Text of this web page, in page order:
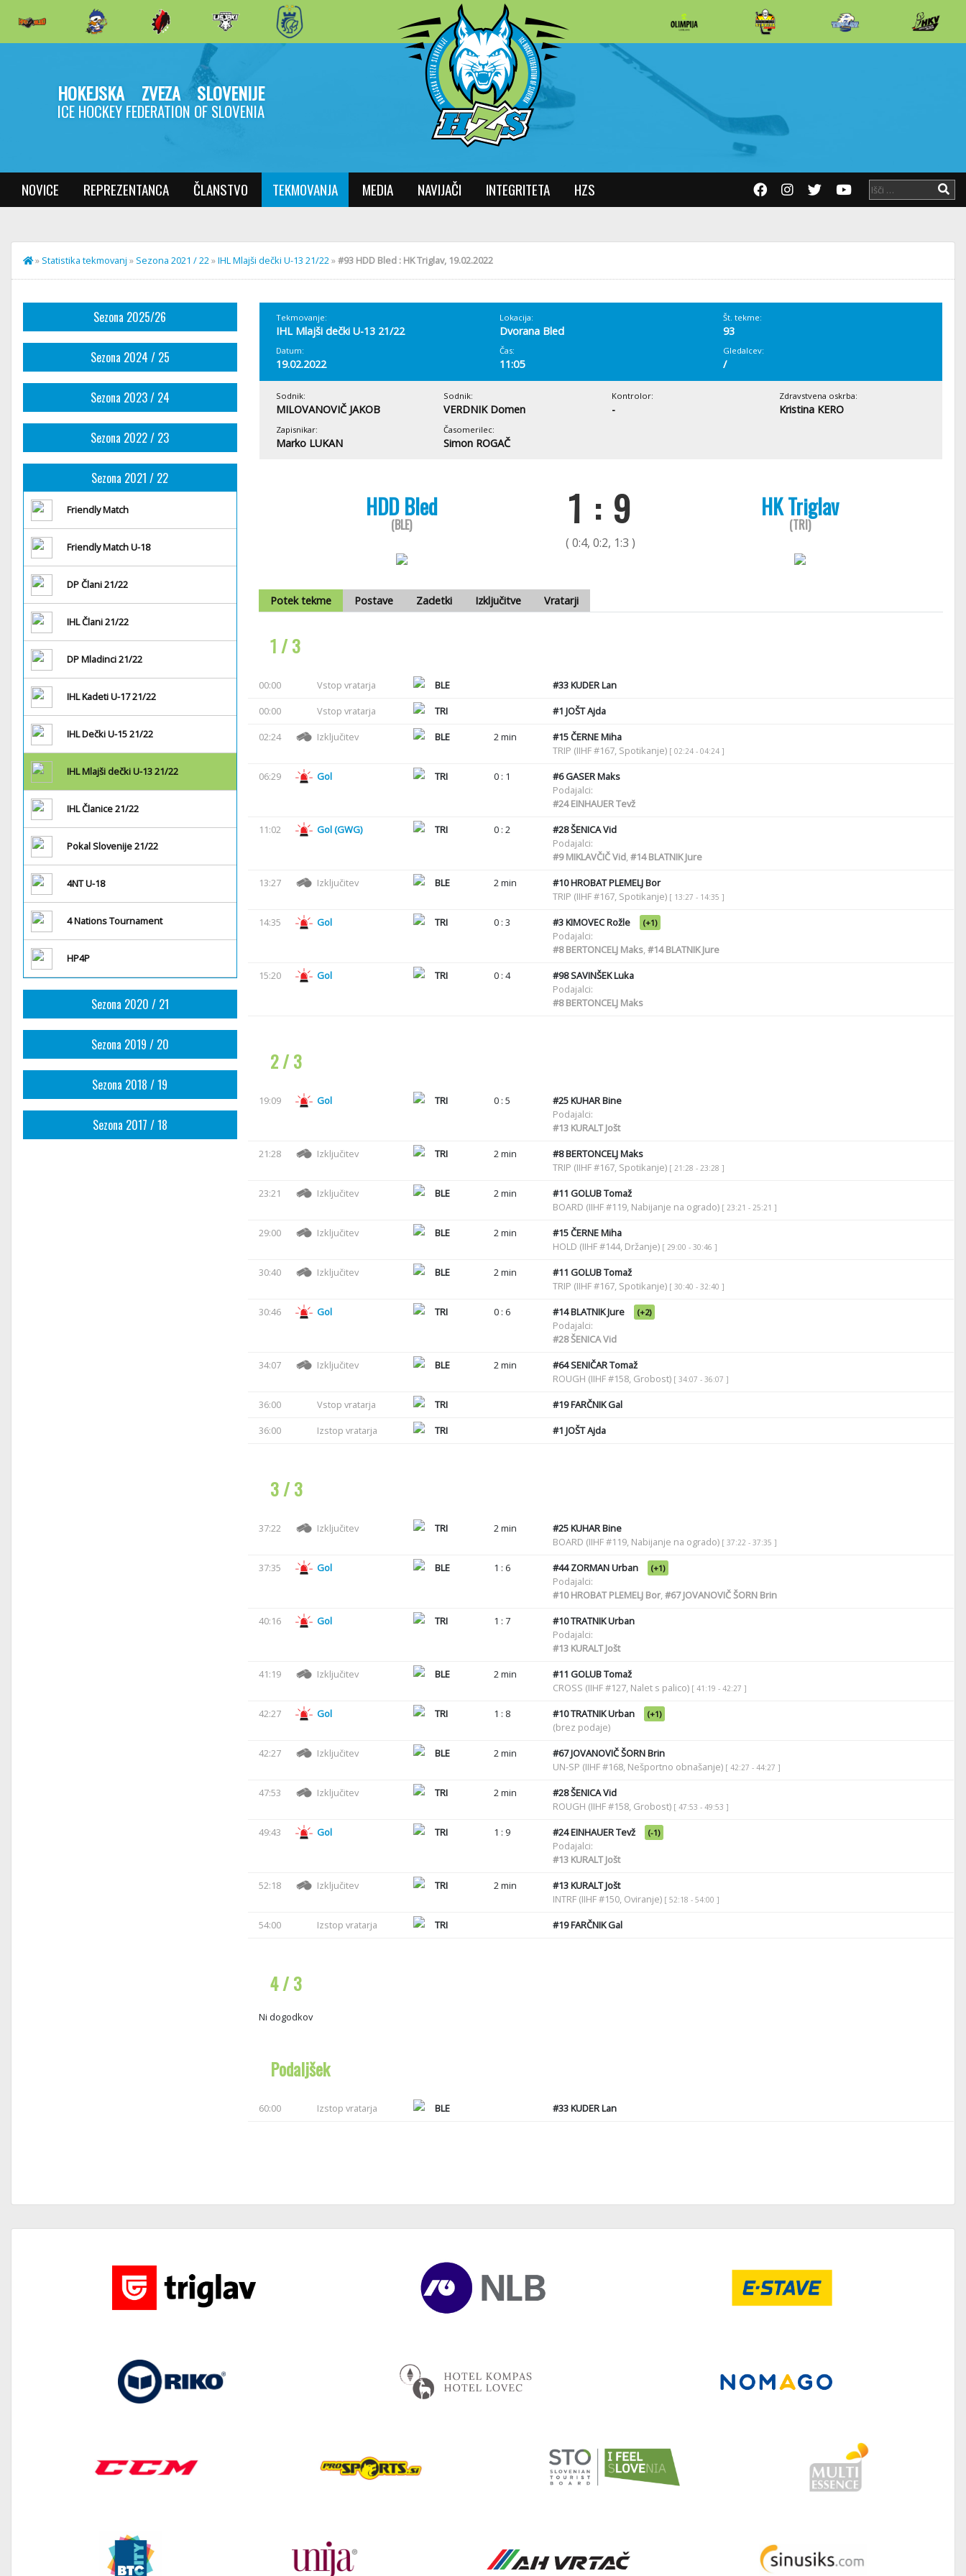
HOKEJSKA ZVEZA SLOVENIJE
ICE HOCKEY FEDERATION OF SLOVENIA
NOVICE REPREZENTANCA ČLANSTVO TEKMOVANJA MEDIA NAVIJAČI INTEGRITETA HZS
» Statistika tekmovanj » Sezona 2021 / 22»IHL Mlajši dečki U-13 21/22»#93 HDD Bled : HK Triglav, 19.02.2022
Sezona 2025/26
Sezona 2024 / 25
Sezona 2023 / 24
Sezona 2022 / 23
Sezona 2021 / 22
Friendly Match
Friendly Match U-18
DP Člani 21/22
IHL Člani 21/22
DP Mladinci 21/22
IHL Kadeti U-17 21/22
IHL Dečki U-15 21/22
IHL Mlajši dečki U-13 21/22
IHL Članice 21/22
Pokal Slovenije 21/22
4NT U-18
4 Nations Tournament
HP4P
Sezona 2020 / 21
Sezona 2019 / 20
Sezona 2018 / 19
Sezona 2017 / 18
Tekmovanje:
IHL Mlajši dečki U-13 21/22
Lokacija:
Dvorana Bled
Št. tekme:
93
Datum:
19.02.2022
Čas:
11:05
Gledalcev:
/
Sodnik:
MILOVANOVIČ JAKOB
Sodnik:
VERDNIK Domen
Kontrolor:
-
Zdravstvena oskrba:
Kristina KERO
Zapisnikar:
Marko LUKAN
Časomerilec:
Simon ROGAČ
HDD Bled
(BLE) 1 : 9
( 0:4, 0:2, 1:3 )
HK Triglav
(TRI)
Potek tekme Postave Zadetki Izključitve Vratarji
1 / 3
00:00 Vstop vratarja BLE #33KUDER Lan
00:00
Vstop vratarja TRI #1 JOŠT Ajda
02:24
Izključitev BLE 2 min #15ČERNE Miha
TRIP (IIHF #167, Spotikanje) [ 02:24 - 04:24 ]
06:29 Gol TRI 0 : 1 #6GASER Maks
Podajalci:
#24EINHAUER Tevž
11:02
Gol (GWG) TRI 0 : 2 #28ŠENICA Vid
Podajalci:
#9MIKLAVČIČ Vid,#14BLATNIK Jure
13:27
Izključitev BLE 2 min #10HROBAT PLEMELJ Bor
TRIP (IIHF #167, Spotikanje) [ 13:27 - 14:35 ]
14:35 Gol TRI 0 : 3 #3KIMOVEC Rožle (+1)
Podajalci:
#8BERTONCELJ Maks,#14BLATNIK Jure
15:20
Gol TRI 0 : 4 #98SAVINŠEK Luka
Podajalci:
#8BERTONCELJ Maks
2 / 3
19:09 Gol TRI 0 : 5 #25KUHAR Bine
Podajalci:
#13KURALT Jošt
21:28
Izključitev TRI 2 min #8BERTONCELJ Maks
TRIP (IIHF #167, Spotikanje) [ 21:28 - 23:28 ]
23:21 Izključitev BLE 2 min #11 GOLUB Tomaž
BOARD (IIHF #119, Nabijanje na ogrado) [ 23:21 - 25:21 ]
29:00 Izključitev BLE 2 min #15ČERNE Miha
HOLD (IIHF #144, Držanje) [ 29:00 - 30:46 ]
30:40 Izključitev BLE 2 min #11 GOLUB Tomaž
TRIP (IIHF #167, Spotikanje) [ 30:40 - 32:40 ]
30:46 Gol TRI 0 : 6 #14BLATNIK Jure (+2)
Podajalci:
#28ŠENICA Vid
34:07
Izključitev BLE 2 min #64SENIČAR Tomaž
ROUGH (IIHF #158, Grobost) [ 34:07 - 36:07 ]
36:00 Vstop vratarja TRI #19FARČNIK Gal
36:00
Izstop vratarja TRI #1 JOŠT Ajda
3 / 3
37:22 Izključitev TRI 2 min #25KUHAR Bine
BOARD (IIHF #119, Nabijanje na ogrado) [ 37:22 - 37:35 ]
37:35 Gol BLE 1 : 6 #44ZORMAN Urban (+1)
Podajalci:
#10HROBAT PLEMELJ Bor,#67JOVANOVIČ ŠORN Brin
40:16
Gol TRI 1 : 7 #10TRATNIK Urban
Podajalci:
#13KURALT Jošt
41:19
Izključitev BLE 2 min #11 GOLUB Tomaž
CROSS (IIHF #127, Nalet s palico) [ 41:19 - 42:27 ]
42:27 Gol TRI 1 : 8 #10TRATNIK Urban (+1)
(brez podaje)
42:27
Izključitev BLE 2 min #67JOVANOVIČ ŠORN Brin
UN-SP (IIHF #168, Nešportno obnašanje) [ 42:27 - 44:27 ]
47:53 Izključitev TRI 2 min #28ŠENICA Vid
ROUGH (IIHF #158, Grobost) [ 47:53 - 49:53 ]
49:43 Gol TRI 1 : 9 #24EINHAUER Tevž (-1)
Podajalci:
#13KURALT Jošt
52:18
Izključitev TRI 2 min #13KURALT Jošt
INTRF (IIHF #150, Oviranje) [ 52:18 - 54:00 ]
54:00 Izstop vratarja TRI #19FARČNIK Gal
4 / 3
Ni dogodkov
Podaljšek
60:00 Izstop vratarja BLE #33KUDER Lan